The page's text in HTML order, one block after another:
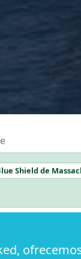
Shield de